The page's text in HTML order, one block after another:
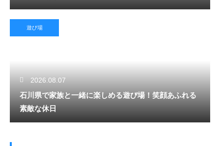
遊び場
2026.08.07
石川県で家族と一緒に楽しめる遊び場！笑顔あふれる
素敵な休日